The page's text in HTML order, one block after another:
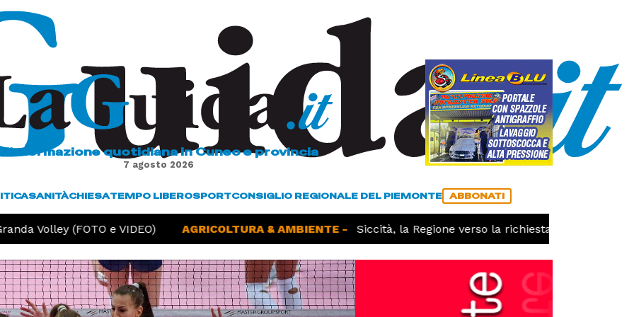
L'informazione quotidiana in Cuneo e provincia
7 agosto 2026
SANITÀCHIESATEMPO LIBEROSPORTCONSIGLIO REGIONALE DEL PIEMONTE ABBONATI
Volley (FOTO e VIDEO) AGRICOLTURA & AMBIENTE - Siccità, la Regione verso la richiesta dello stato di